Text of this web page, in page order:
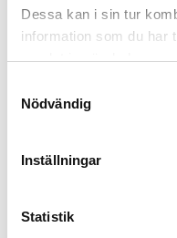
Dessa kan i sin tur
information som du har
samlat in när du har
Nödvändig
Inställningar
Statistik